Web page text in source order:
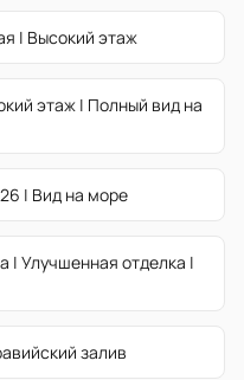
| Высокий этаж
этаж | Полный вид на
| Вид на море
| Улучшенная отделка |
залив